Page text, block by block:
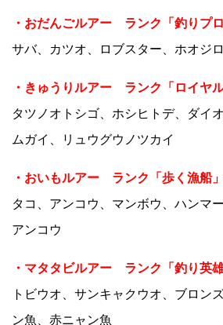
・おだんごルアー ランク「釣りプ
サバ、カツオ、ロブスター、ホオジ
・きゅうりルアー ランク「ロイヤ
タツノオトシゴ、ホシヒトデ、ダイ
ムガイ、リュウグウノツカイ
・おいもルアー ランク「歩く漁船
タコ、アンコウ、マンボウ、ハンマ
アンコウ
・マタタビルアー ランク「釣り英
トビウオ、サンキャクウオ、ブロン
ン魚、赤ニャン魚